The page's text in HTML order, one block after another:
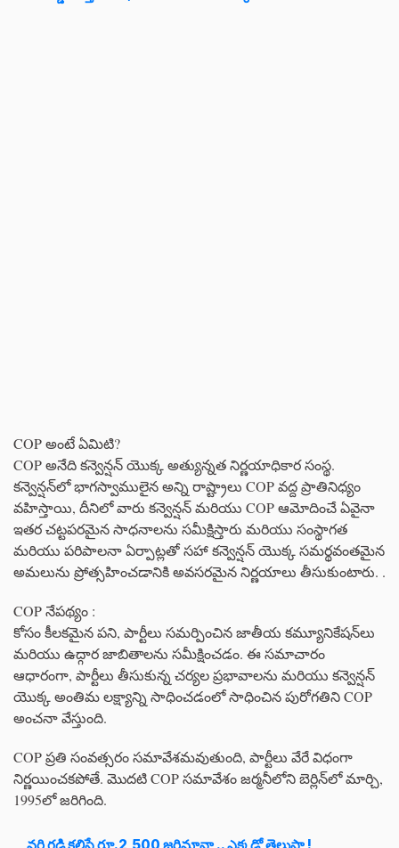
COP అంటే ఏమిటి?
COP అనేది కన్వెన్షన్ యొక్క అత్యున్నత నిర్ణయాధికార సంస్థ.
కన్వెన్షన్‌లో భాగస్వాములైన అన్ని రాష్ట్రాలు COP వద్ద ప్రాతినిధ్యం
వహిస్తాయి, దీనిలో వారు కన్వెన్షన్ మరియు COP ఆమోదించే ఏవైనా
ఇతర చట్టపరమైన సాధనాలను సమీక్షిస్తారు మరియు సంస్థాగత
మరియు పరిపాలనా ఏర్పాట్లతో సహా కన్వెన్షన్ యొక్క సమర్థవంతమైన
అమలును ప్రోత్సహించడానికి అవసరమైన నిర్ణయాలు తీసుకుంటారు. .
COP నేపథ్యం :
కోసం కీలకమైన పని, పార్టీలు సమర్పించిన జాతీయ కమ్యూనికేషన్‌లు
మరియు ఉద్గార జాబితాలను సమీక్షించడం. ఈ సమాచారం
ఆధారంగా, పార్టీలు తీసుకున్న చర్యల ప్రభావాలను మరియు కన్వెన్షన్
యొక్క అంతిమ లక్ష్యాన్ని సాధించడంలో సాధించిన పురోగతిని COP
అంచనా వేస్తుంది.
COP ప్రతి సంవత్సరం సమావేశమవుతుంది, పార్టీలు వేరే విధంగా
నిర్ణయించకపోతే. మొదటి COP సమావేశం జర్మనీలోని బెర్లిన్‌లో మార్చి,
1995లో జరిగింది.